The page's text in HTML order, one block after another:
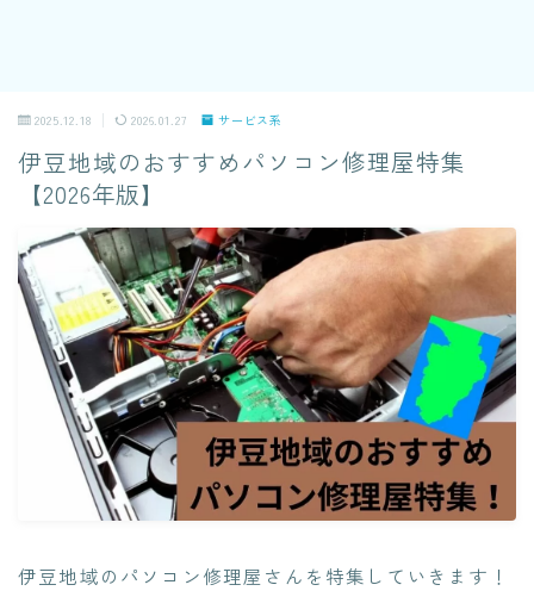
2025.12.18 2026.01.27 サービス系
伊豆地域のおすすめパソコン修理屋特集
【2026年版】
伊豆地域のパソコン修理屋さんを特集 していきます！